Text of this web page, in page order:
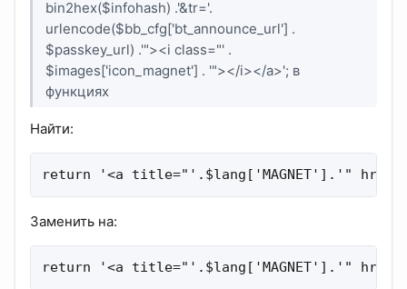
bin2hex($infohash) .'&tr='.
urlencode($bb_cfg['bt_announce_url'] .
$passkey_url) .'"><i class="' .
$images['icon_magnet'] . '"></i></a>'; в
функциях
Найти:
return '<a title="'.$lang['MAGNET'].'"
Заменить на:
return '<a title="'.$lang['MAGNET'].'"